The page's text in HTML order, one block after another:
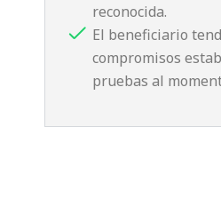
reconocida.
El beneficiario
compromisos
pruebas al